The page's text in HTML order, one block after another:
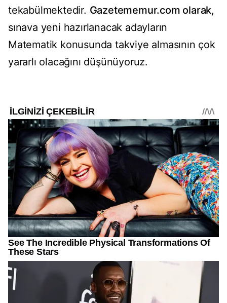
tekabülmektedir. Gazetememur.com olarak,
sınava yeni hazırlanacak adayların
Matematik konusunda takviye almasının çok
yararlı olacağını düşünüyoruz.